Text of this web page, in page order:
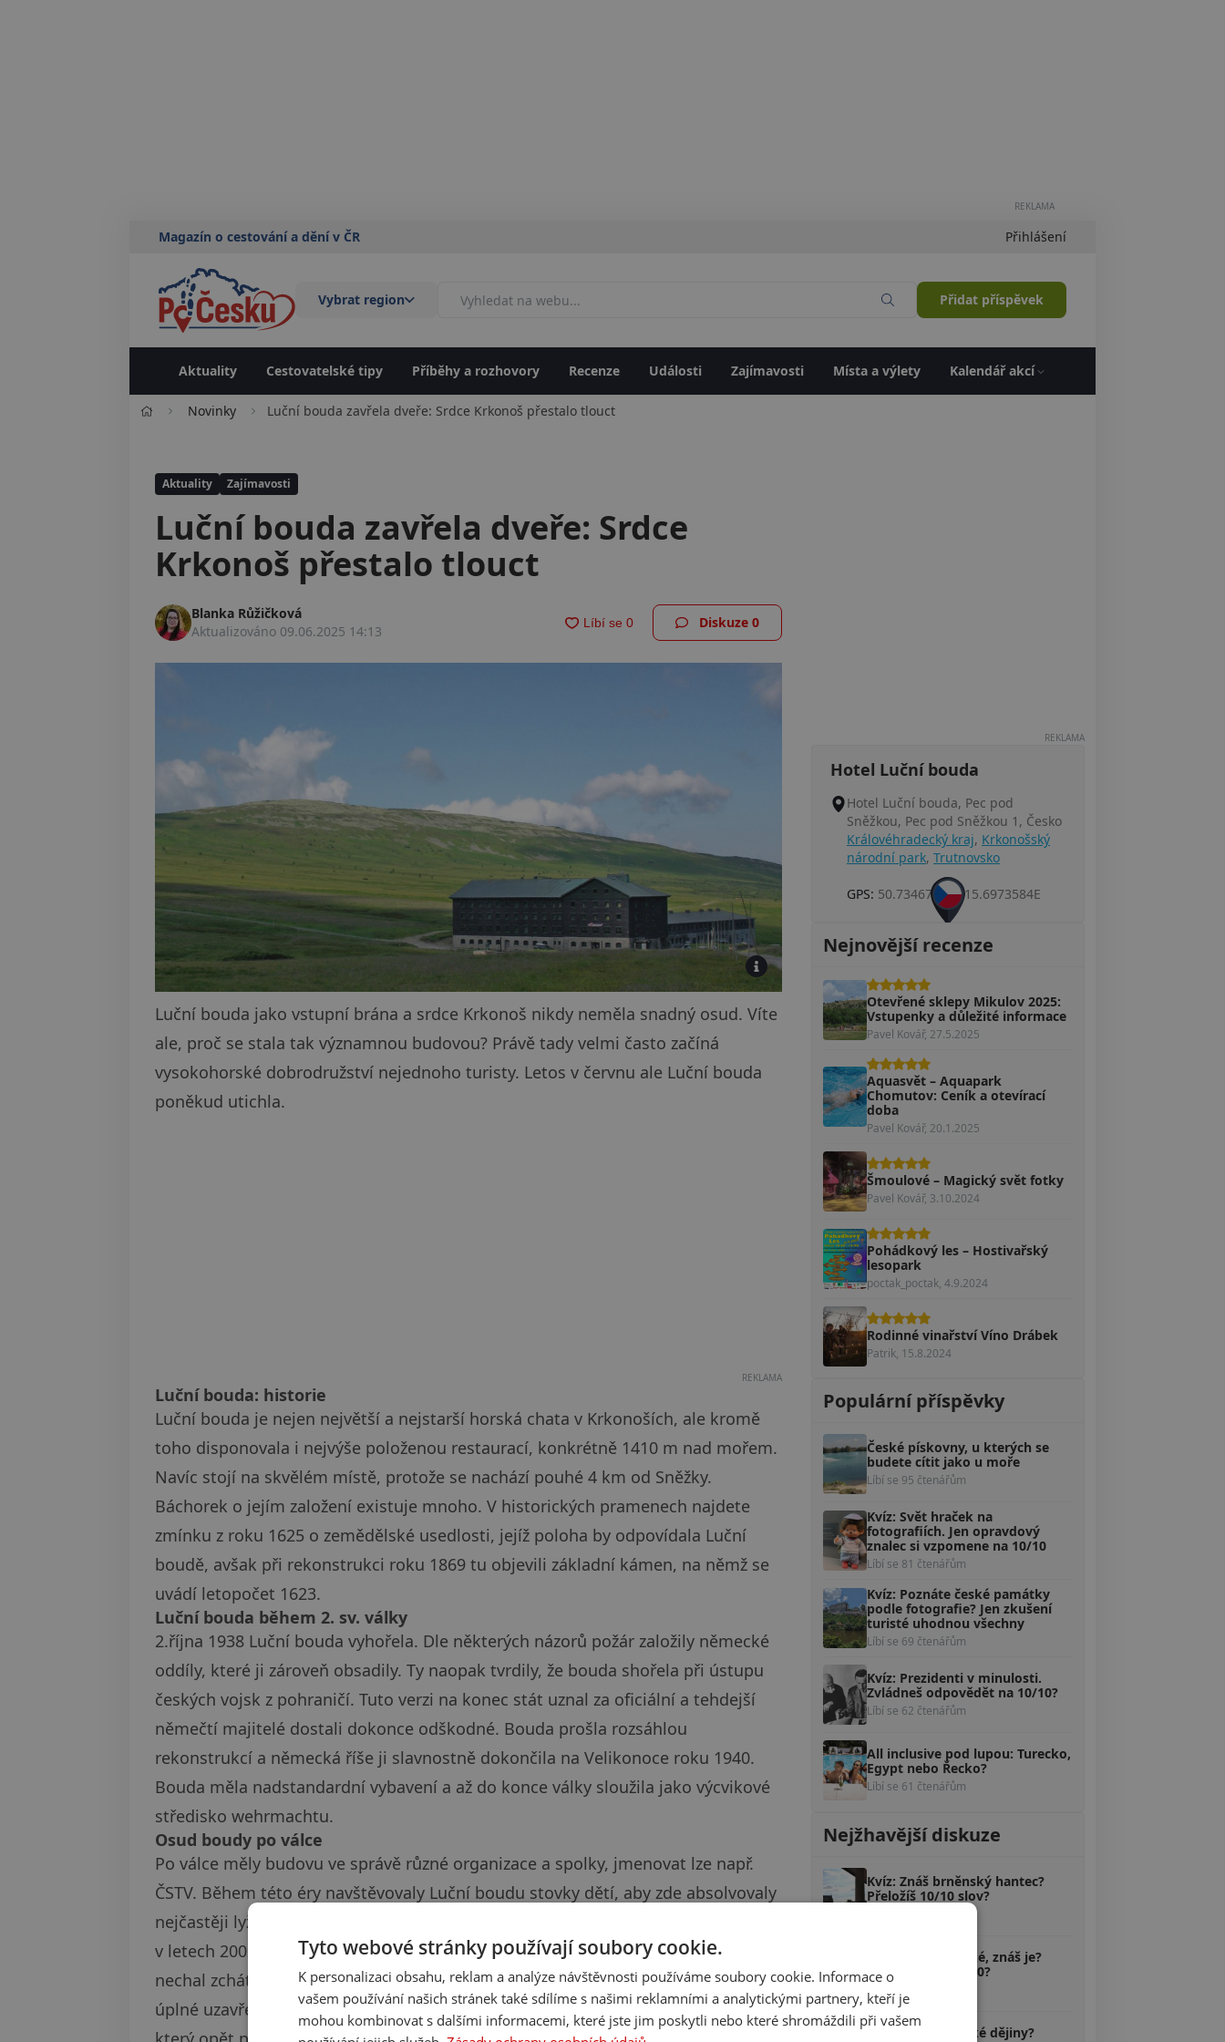
REKLAMA
Magazín o cestování a dění v ČR Přihlášení
Vybrat region Přidat příspěvek
Aktuality Cestovatelské tipy Příběhy a rozhovory Recenze Události Zajímavosti Místa a výlety Kalendář akcí
Novinky Luční bouda zavřela dveře: Srdce Krkonoš přestalo tlouct
Aktuality Zajímavosti
Luční bouda zavřela dveře: Srdce
Krkonoš přestalo tlouct
Blanka Růžičková
Aktualizováno 09.06.2025 14:13
Diskuze 0
Luční bouda jako vstupní brána a srdce Krkonoš nikdy neměla snadný osud. Víte
ale, proč se stala tak významnou budovou? Právě tady velmi často začíná
vysokohorské dobrodružství nejednoho turisty. Letos v červnu ale Luční bouda
poněkud utichla.
REKLAMA
Luční bouda: historie
Luční bouda je nejen největší a nejstarší horská chata v Krkonoších, ale kromě
toho disponovala i nejvýše položenou restaurací, konkrétně 1410 m nad mořem.
Navíc stojí na skvělém místě, protože se nachází pouhé 4 km od Sněžky.
Báchorek o jejím založení existuje mnoho. V historických pramenech najdete
zmínku z roku 1625 o zemědělské usedlosti, jejíž poloha by odpovídala Luční
boudě, avšak při rekonstrukci roku 1869 tu objevili základní kámen, na němž se
uvádí letopočet 1623.
Luční bouda během 2. sv. války
2.října 1938 Luční bouda vyhořela. Dle některých názorů požár založily německé
oddíly, které ji zároveň obsadily. Ty naopak tvrdily, že bouda shořela při ústupu
českých vojsk z pohraničí. Tuto verzi na konec stát uznal za oficiální a tehdejší
němečtí majitelé dostali dokonce odškodné. Bouda prošla rozsáhlou
rekonstrukcí a německá říše ji slavnostně dokončila na Velikonoce roku 1940.
Bouda měla nadstandardní vybavení a až do konce války sloužila jako výcvikové
středisko wehrmachtu.
Osud boudy po válce
Po válce měly budovu ve správě různé organizace a spolky, jmenovat lze např.
ČSTV. Během této éry navštěvovaly Luční boudu stovky dětí, aby zde absolvovaly
nejčastěji lyžařské kurzy. Dříve tu totiž fungoval i malý vlek. Zlé časy však nastaly
v letech 2002-2003, kdy boudu vlastnil soukromý majitel, který ji ale bohužel
nechal zchátrat. Kruté zimy, nepřízeň počasí a nedostatečná péče způsobily její
úplné uzavření na dva roky. V roce 2004 koupil horskou chatu nynější majitel,
REKLAMA
Hotel Luční bouda
Hotel Luční bouda, Pec pod
Sněžkou, Pec pod Sněžkou 1, Česko
Královéhradecký kraj, Krkonošský
národní park, Trutnovsko
GPS: 50.7346797N, 15.6973584E
Nejnovější recenze
Otevřené sklepy Mikulov 2025:
Vstupenky a důležité informace
Pavel Kovář, 27.5.2025
Aquasvět – Aquapark
Chomutov: Ceník a otevírací
doba
Pavel Kovář, 20.1.2025
Šmoulové – Magický svět fotky
Pavel Kovář, 3.10.2024
Pohádkový les – Hostivařský
lesopark
poctak_poctak, 4.9.2024
Rodinné vinařství Víno Drábek
Patrik, 15.8.2024
Populární příspěvky
České pískovny, u kterých se
budete cítit jako u moře
Líbí se 95 čtenářům
Kvíz: Svět hraček na
fotografiích. Jen opravdový
znalec si vzpomene na 10/10
Líbí se 81 čtenářům
Kvíz: Poznáte české památky
podle fotografie? Jen zkušení
turisté uhodnou všechny
Líbí se 69 čtenářům
Kvíz: Prezidenti v minulosti.
Zvládneš odpovědět na 10/10?
Líbí se 62 čtenářům
All inclusive pod lupou: Turecko,
Egypt nebo Řecko?
Líbí se 61 čtenářům
Nejžhavější diskuze
Kvíz: Znáš brněnský hantec?
Přeložíš 10/10 slov?
Kvíz: Pověsti české, znáš je?
Poznáš aspoň 5/10?
58 komentářů
Kvíz: Zvládáš české dějiny?
Tyto webové stránky používají soubory cookie.
K personalizaci obsahu, reklam a analýze návštěvnosti používáme soubory cookie. Informace o
vašem používání našich stránek také sdílíme s našimi reklamními a analytickými partnery, kteří je
mohou kombinovat s dalšími informacemi, které jste jim poskytli nebo které shromáždili při vašem